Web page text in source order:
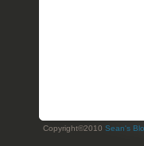
Copyright©2010 Sean's